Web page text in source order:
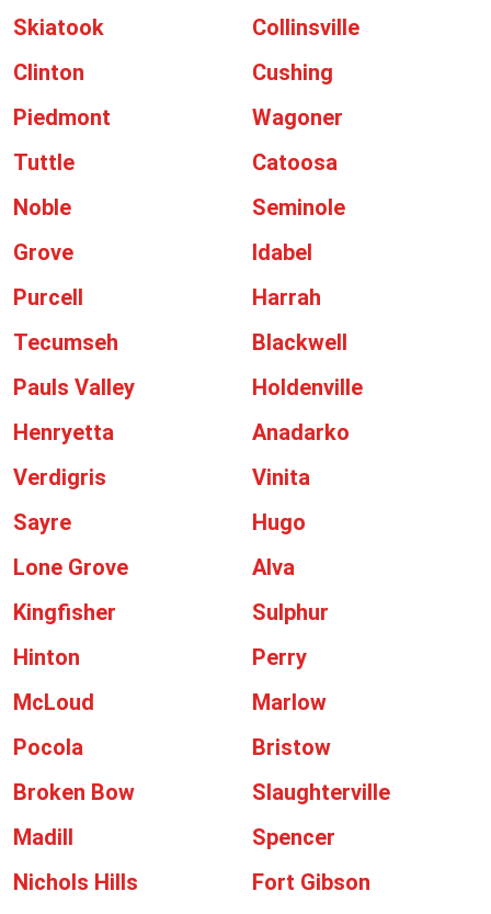
Skiatook
Collinsville
Clinton
Cushing
Piedmont
Wagoner
Tuttle
Catoosa
Noble
Seminole
Grove
Idabel
Purcell
Harrah
Tecumseh
Blackwell
Pauls Valley
Holdenville
Henryetta
Anadarko
Verdigris
Vinita
Sayre
Hugo
Lone Grove
Alva
Kingfisher
Sulphur
Hinton
Perry
McLoud
Marlow
Pocola
Bristow
Broken Bow
Slaughterville
Madill
Spencer
Nichols Hills
Fort Gibson